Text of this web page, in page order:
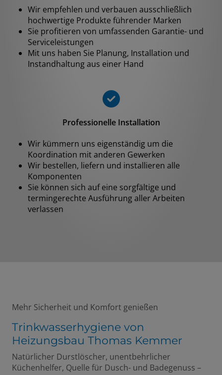
Wir empfehlen und verbauen ausschließlich
hochwertige Produkte führender Marken
Sie profitieren von umfassenden Garantie- und
Serviceleistungen
Mit uns haben Sie Planung, Installation und
Instandhaltung aus einer Hand
Professionelle Installation
Wir kümmern uns eigenständig um die
Koordination mit anderen Gewerken
Wir bestellen, liefern und installieren alle
Komponenten
Sie können sich auf eine sorgfältige und
termingerechte Ausführung aller Arbeiten
verlassen
Mehr Sicherheit und Komfort genießen
Trinkwasserhygiene von
Heizungsbau Thomas Kemmer
Natürlicher Durstlöscher, unentbehrlicher
Küchenhelfer, Quelle für Dusch- und Badegenuss –